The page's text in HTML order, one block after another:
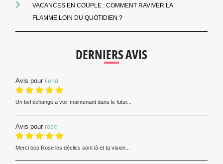
VACANCES EN COUPLE : COMMENT RAVIVER LA
FLAMME LOIN DU QUOTIDIEN ?
DERNIERS AVIS
Avis pour ilena
Un bel échange a voir maintenant dans le futur...
Avis pour rose
Merci bcp Rose les déclics sont là et ta vision...